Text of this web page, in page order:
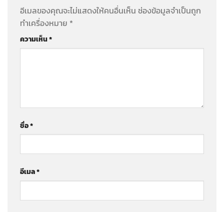
อีเมลของคุณจะไม่แสดงให้คนอื่นเห็น ช่องข้อมูลจำเป็นถูก
ทำเครื่องหมาย *
ความเห็น*
ชื่อ*
อีเมล*